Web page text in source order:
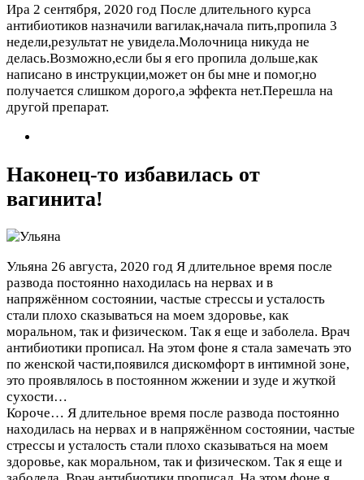
Ира 2 сентября, 2020 год После длительного курса
антибиотиков назначили вагилак,начала пить,пропила 3
недели,результат не увидела.Молочница никуда не
делась.Возможно,если бы я его пропила дольше,как
написано в инструкции,может он бы мне и помог,но
получается слишком дорого,а эффекта нет.Перешла на
другой препарат.
Наконец-то избавилась от
вагинита!
Ульяна 26 августа, 2020 год Я длительное время после
развода постоянно находилась на нервах и в
напряжённом состоянии, частые стрессы и усталость
стали плохо сказываться на моем здоровье, как
моральном, так и физическом. Так я еще и заболела. Врач
антибиотики прописал. На этом фоне я стала замечать это
по женской части,появился дискомфорт в интимной зоне,
это проявлялось в постоянном жжении и зуде и жуткой
сухости…
Короче… Я длительное время после развода постоянно
находилась на нервах и в напряжённом состоянии, частые
стрессы и усталость стали плохо сказываться на моем
здоровье, как моральном, так и физическом. Так я еще и